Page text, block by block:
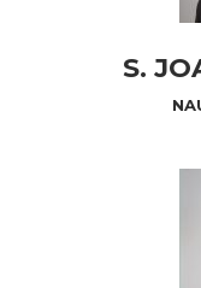
S.